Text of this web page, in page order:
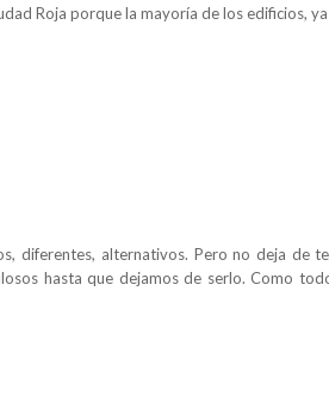
Roja porque la mayoría de los edificios,
diferentes, alternativos. Pero no deja de
hasta que dejamos de serlo. Como